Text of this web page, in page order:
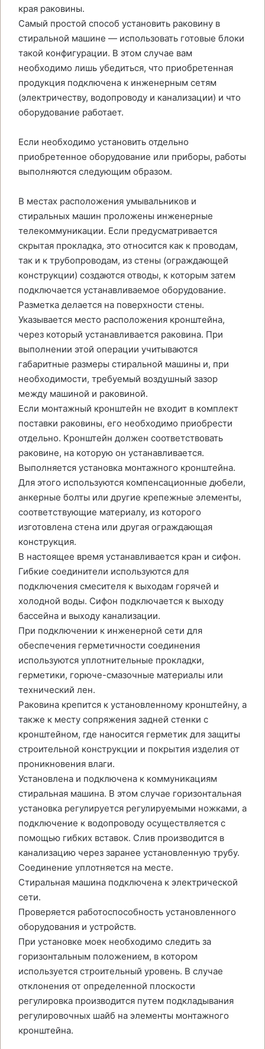
края раковины.
Самый простой способ установить раковину в
стиральной машине — использовать готовые блоки
такой конфигурации. В этом случае вам
необходимо лишь убедиться, что приобретенная
продукция подключена к инженерным сетям
(электричеству, водопроводу и канализации) и что
оборудование работает.
Если необходимо установить отдельно
приобретенное оборудование или приборы, работы
выполняются следующим образом.
В местах расположения умывальников и
стиральных машин проложены инженерные
телекоммуникации. Если предусматривается
скрытая прокладка, это относится как к проводам,
так и к трубопроводам, из стены (ограждающей
конструкции) создаются отводы, к которым затем
подключается устанавливаемое оборудование.
Разметка делается на поверхности стены.
Указывается место расположения кронштейна,
через который устанавливается раковина. При
выполнении этой операции учитываются
габаритные размеры стиральной машины и, при
необходимости, требуемый воздушный зазор
между машиной и раковиной.
Если монтажный кронштейн не входит в комплект
поставки раковины, его необходимо приобрести
отдельно. Кронштейн должен соответствовать
раковине, на которую он устанавливается.
Выполняется установка монтажного кронштейна.
Для этого используются компенсационные дюбели,
анкерные болты или другие крепежные элементы,
соответствующие материалу, из которого
изготовлена стена или другая ограждающая
конструкция.
В настоящее время устанавливается кран и сифон.
Гибкие соединители используются для
подключения смесителя к выходам горячей и
холодной воды. Сифон подключается к выходу
бассейна и выходу канализации.
При подключении к инженерной сети для
обеспечения герметичности соединения
используются уплотнительные прокладки,
герметики, горюче-смазочные материалы или
технический лен.
Раковина крепится к установленному кронштейну, а
также к месту сопряжения задней стенки с
кронштейном, где наносится герметик для защиты
строительной конструкции и покрытия изделия от
проникновения влаги.
Установлена и подключена к коммуникациям
стиральная машина. В этом случае горизонтальная
установка регулируется регулируемыми ножками, а
подключение к водопроводу осуществляется с
помощью гибких вставок. Слив производится в
канализацию через заранее установленную трубу.
Соединение уплотняется на месте.
Стиральная машина подключена к электрической
сети.
Проверяется работоспособность установленного
оборудования и устройств.
При установке моек необходимо следить за
горизонтальным положением, в котором
используется строительный уровень. В случае
отклонения от определенной плоскости
регулировка производится путем подкладывания
регулировочных шайб на элементы монтажного
кронштейна.